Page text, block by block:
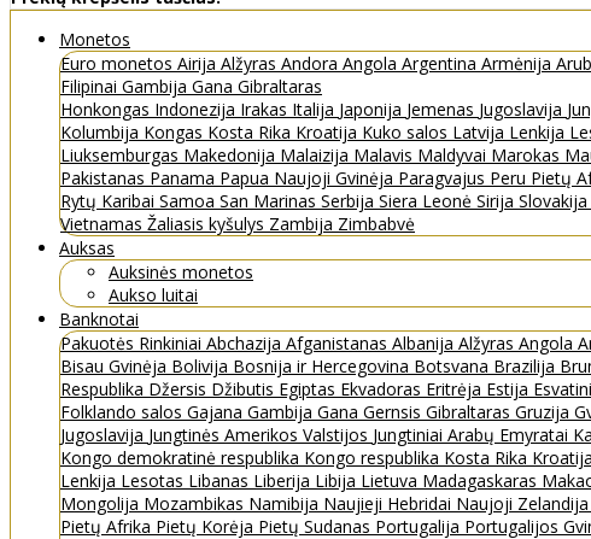
Monetos
Euro monetos Airija Alžyras Andora Angola Argentina Armėnija
Filipinai Gambija Gana Gibraltaras
Honkongas Indonezija Irakas Italija Japonija Jemenas Jugoslavija
Kolumbija Kongas Kosta Rika Kroatija Kuko salos Latvija Lenkija
Liuksemburgas Makedonija Malaizija Malavis Maldyvai Marokas
Pakistanas Panama Papua Naujoji Gvinėja Paragvajus Peru Pietų
Rytų Karibai Samoa San Marinas Serbija Siera Leonė Sirija Slovakija
Vietnamas Žaliasis kyšulys Zambija Zimbabvė
Auksas
Auksinės monetos
Aukso luitai
Banknotai
Pakuotės Rinkiniai Abchazija Afganistanas Albanija Alžyras Angola
Bisau Gvinėja Bolivija Bosnija ir Hercegovina Botsvana Brazilija
Respublika Džersis Džibutis Egiptas Ekvadoras Eritrėja Estija
Folklando salos Gajana Gambija Gana Gernsis Gibraltaras Gruzija
Jugoslavija Jungtinės Amerikos Valstijos Jungtiniai Arabų Emyratai
Kongo demokratinė respublika Kongo respublika Kosta Rika Kroatija
Lenkija Lesotas Libanas Liberija Libija Lietuva Madagaskaras
Mongolija Mozambikas Namibija Naujieji Hebridai Naujoji Zelandija
Pietų Afrika Pietų Korėja Pietų Sudanas Portugalija Portugalijos